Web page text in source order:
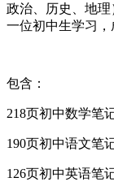
政治、历史、地
一位初中生学习，
包含：
218页初中数学笔
190页初中语文笔
126页初中英语笔